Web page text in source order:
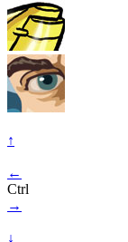
↑
←
Ctrl
→
↓